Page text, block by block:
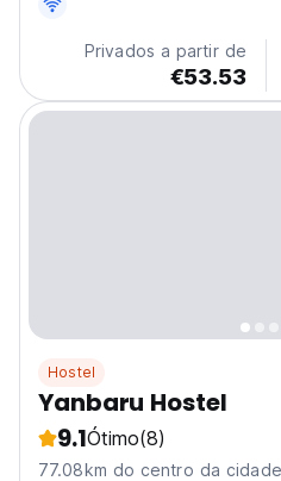
familiares inesquecíveis.
Privados a partir de
€53.53
Hostel
Yanbaru Hostel
9.1Ótimo(8)
77.08km do centro da cidade